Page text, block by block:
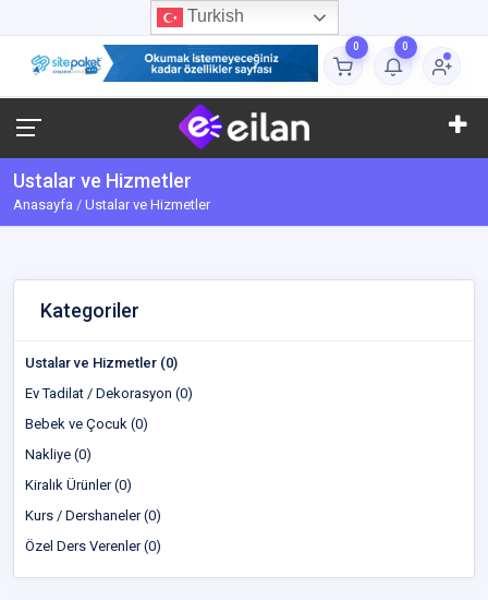
Turkish
0 0
Ustalar ve Hizmetler
Anasayfa Ustalar ve Hizmetler
Kategoriler
Ustalar ve Hizmetler (0)
Ev Tadilat / Dekorasyon (0)
Bebek ve Çocuk (0)
Nakliye (0)
Kiralık Ürünler (0)
Kurs / Dershaneler (0)
Özel Ders Verenler (0)